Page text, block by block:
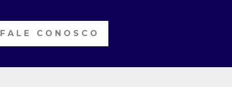
FALE CONOSCO